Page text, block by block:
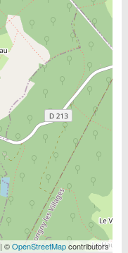
| ©OpenStreetMapcontributors